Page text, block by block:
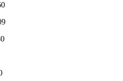
20-00